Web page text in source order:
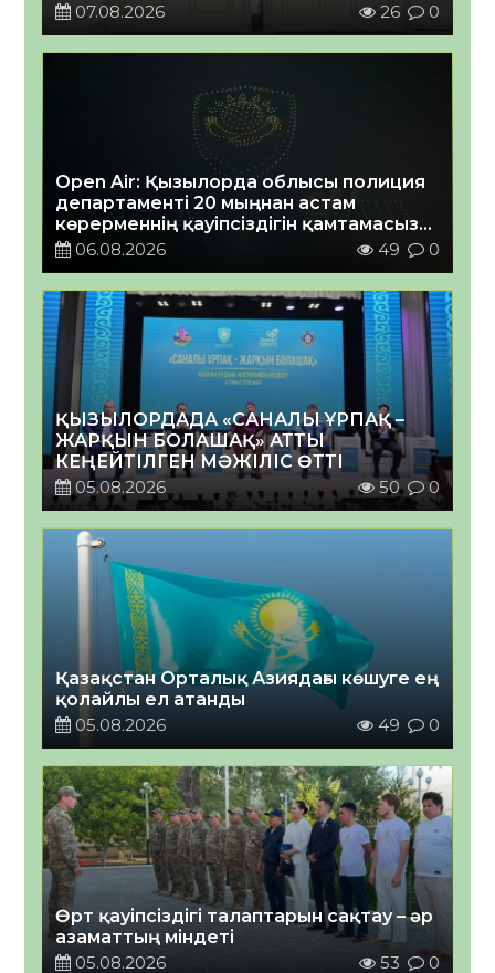
07.08.2026
26 0
Open Air: Қызылорда облысы полиция
департаменті 20 мыңнан астам
көрерменнің қауіпсіздігін қамтамасыз
етті06.08.2026 49 0
ҚЫЗЫЛОРДАДА «САНАЛЫ ҰРПАҚ –
ЖАРҚЫН БОЛАШАҚ» АТТЫ
КЕҢЕЙТІЛГЕН МӘЖІЛІС ӨТТІ
05.08.2026
50 0
Қазақстан Орталық Азиядағы көшуге ең
қолайлы ел атанды
05.08.2026
49 0
Өрт қауіпсіздігі талаптарын сақтау – әр
азаматтың міндеті
05.08.2026
53 0